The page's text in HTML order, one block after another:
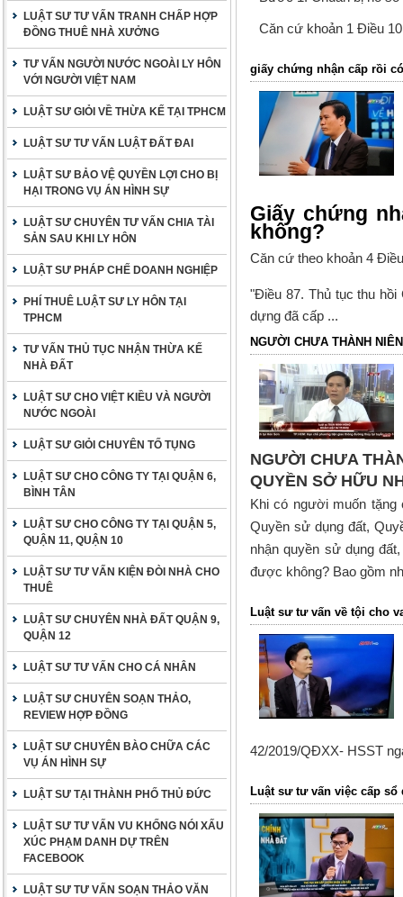
LUẬT SƯ TƯ VẤN TRANH CHẤP HỢP
ĐỒNG THUÊ NHÀ XƯỞNG
TƯ VẤN NGƯỜI NƯỚC NGOÀI LY HÔN
VỚI NGƯỜI VIỆT NAM
LUẬT SƯ GIỎI VỀ THỪA KẾ TẠI TPHCM
LUẬT SƯ TƯ VẤN LUẬT ĐẤT ĐAI
LUẬT SƯ BẢO VỆ QUYỀN LỢI CHO BỊ
HẠI TRONG VỤ ÁN HÌNH SỰ
LUẬT SƯ CHUYÊN TƯ VẤN CHIA TÀI
SẢN SAU KHI LY HÔN
LUẬT SƯ PHÁP CHẾ DOANH NGHIỆP
PHÍ THUÊ LUẬT SƯ LY HÔN TẠI
TPHCM
TƯ VẤN THỦ TỤC NHẬN THỪA KẾ
NHÀ ĐẤT
LUẬT SƯ CHO VIỆT KIỀU VÀ NGƯỜI
NƯỚC NGOÀI
LUẬT SƯ GIỎI CHUYÊN TỐ TỤNG
LUẬT SƯ CHO CÔNG TY TẠI QUẬN 6,
BÌNH TÂN
LUẬT SƯ CHO CÔNG TY TẠI QUẬN 5,
QUẬN 11, QUẬN 10
LUẬT SƯ TƯ VẤN KIỆN ĐÒI NHÀ CHO
THUÊ
LUẬT SƯ CHUYÊN NHÀ ĐẤT QUẬN 9,
QUẬN 12
LUẬT SƯ TƯ VẤN CHO CÁ NHÂN
LUẬT SƯ CHUYÊN SOẠN THẢO,
REVIEW HỢP ĐỒNG
LUẬT SƯ CHUYÊN BÀO CHỮA CÁC
VỤ ÁN HÌNH SỰ
LUẬT SƯ TẠI THÀNH PHỐ THỦ ĐỨC
LUẬT SƯ TƯ VẤN VU KHỐNG NÓI XẤU
XÚC PHẠM DANH DỰ TRÊN
FACEBOOK
LUẬT SƯ TƯ VẤN SOẠN THẢO VĂN
Căn cứ khoản 1 Điều
giấy chứng nhận cấp rồi
Giấy chứng
không?
Căn cứ theo khoản 4
"Điều 87. Thủ tục thu
dựng đã cấp ...
NGƯỜI CHƯA THÀNH
NGƯỜI CHƯA
QUYỀN SỞ HỮU
Khi có người muốn tặng
Quyền sử dụng đất,
nhận quyền sử dụng
được không? Bao gồm
Luật sư tư vấn về tội cho
42/2019/QĐXX- HSST
Luật sư tư vấn việc cấp